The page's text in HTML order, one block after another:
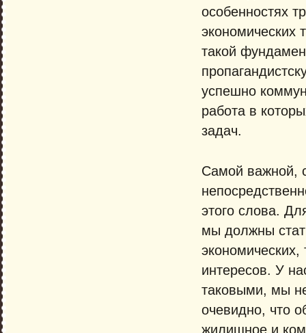
особенностях
экономических
такой
успешно
работа в
задач.
Самой важной,
этого слова.
мы должны
интересов. У
таковыми, мы
очевидно, что
жилищное и